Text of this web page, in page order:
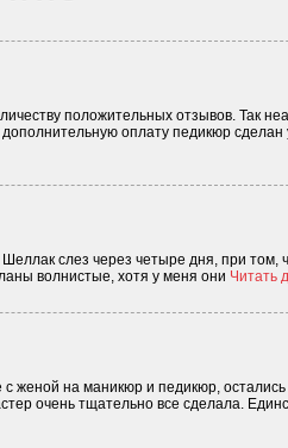
положительных отзывов. Так
оплату педикюр
слез через четыре дня, при том,
волнистые, хотя у меня они Читать
с женой на маникюр и педикюр,
очень тщательно все сделала.